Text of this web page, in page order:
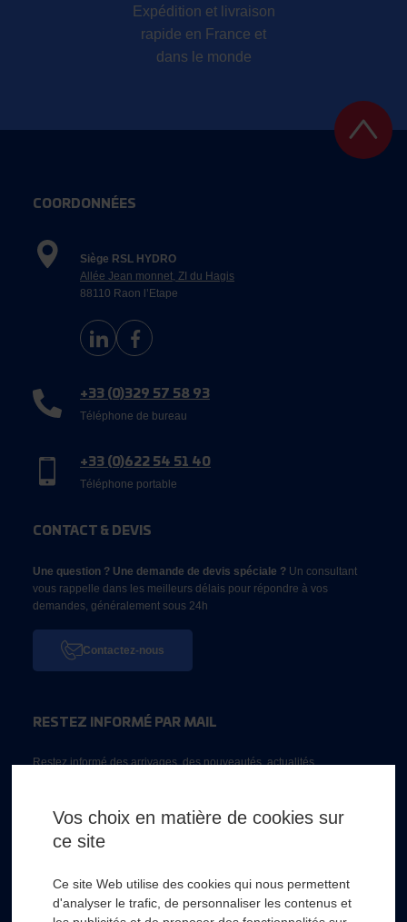
Expédition et livraison
rapide en France et
dans le monde
COORDONNÉES
Siège RSL HYDRO
Allée Jean monnet, ZI du Hagis
88110 Raon l’Etape
+33 (0)329 57 58 93
Téléphone de bureau
+33 (0)622 54 51 40
Téléphone portable
CONTACT & DEVIS
Une question ? Une demande de devis spéciale ? Un consultant
vous rappelle dans les meilleurs délais pour répondre à vos
demandes, généralement sous 24h
Contactez-nous
RESTEZ INFORMÉ PAR MAIL
Restez informé des arrivages, des nouveautés, actualités...
Vos choix en matière de cookies sur
ce site
Ce site Web utilise des cookies qui nous permettent
d'analyser le trafic, de personnaliser les contenus et